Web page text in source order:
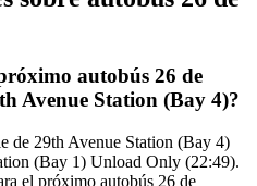
autobús 26 de
Avenue Station (Bay 4)?
de 29th Avenue Station (Bay 4)
(Bay 1) Unload Only (22:49).
el próximo autobús 26 de